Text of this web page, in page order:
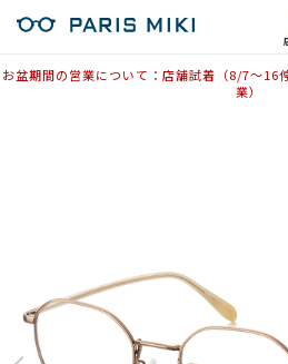
お盆期間の営業について：店舗試着（8/7〜16
業）